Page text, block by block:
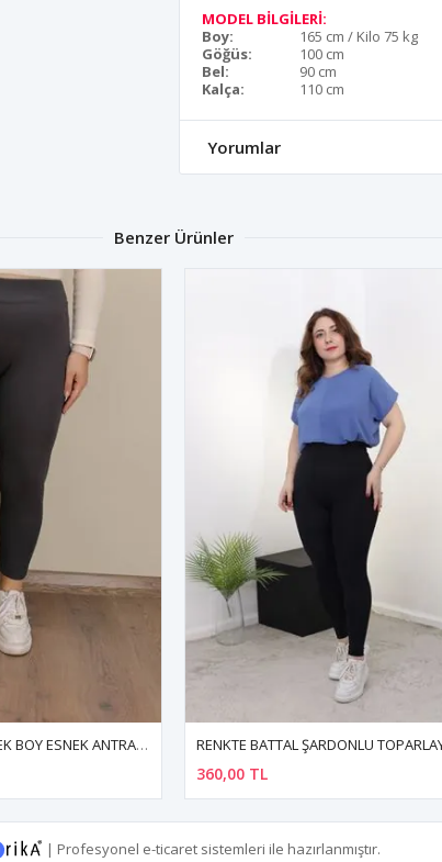
MODEL BİLGİLERİ:
Boy:
165 cm / Kilo 75 kg
Göğüs:
100 cm
Bel:
90 cm
Kalça:
110 cm
Yorumlar
Benzer Ürünler
RENKTE BATTAL ŞARDONLU TOPARLAYICI SİYAH TAYT
181,10 TL
| Profesyonel e-ticaret sistemleri ile hazırlanmıştır.